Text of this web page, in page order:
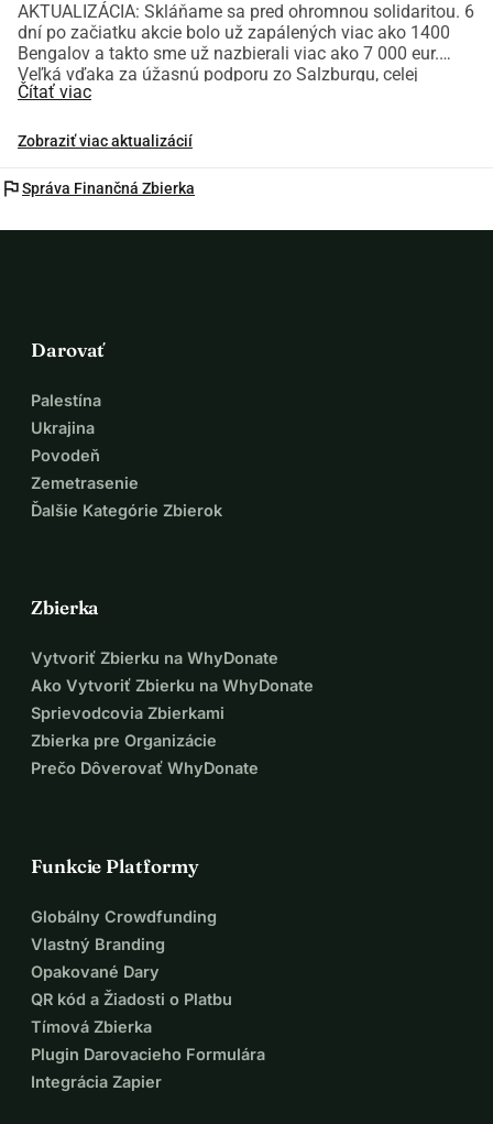
AKTUALIZÁCIA: Skláňame sa pred ohromnou solidaritou. 6
dní po začiatku akcie bolo už zapálených viac ako 1400
Bengalov a takto sme už nazbierali viac ako 7 000 eur.
Veľká vďaka za úžasnú podporu zo Salzburgu, celej
Rakúska a už aj z ôsmich rôznych krajín!
Čítať viac
Zobraziť viac aktualizácií
flagSpráva Finančná Zbierka
Darovať
Palestína
Ukrajina
Povodeň
Zemetrasenie
Ďalšie Kategórie Zbierok
Zbierka
Vytvoriť Zbierku na WhyDonate
Ako Vytvoriť Zbierku na WhyDonate
Sprievodcovia Zbierkami
Zbierka pre Organizácie
Prečo Dôverovať WhyDonate
Funkcie Platformy
Globálny Crowdfunding
Vlastný Branding
Opakované Dary
QR kód a Žiadosti o Platbu
Tímová Zbierka
Plugin Darovacieho Formulára
Integrácia Zapier